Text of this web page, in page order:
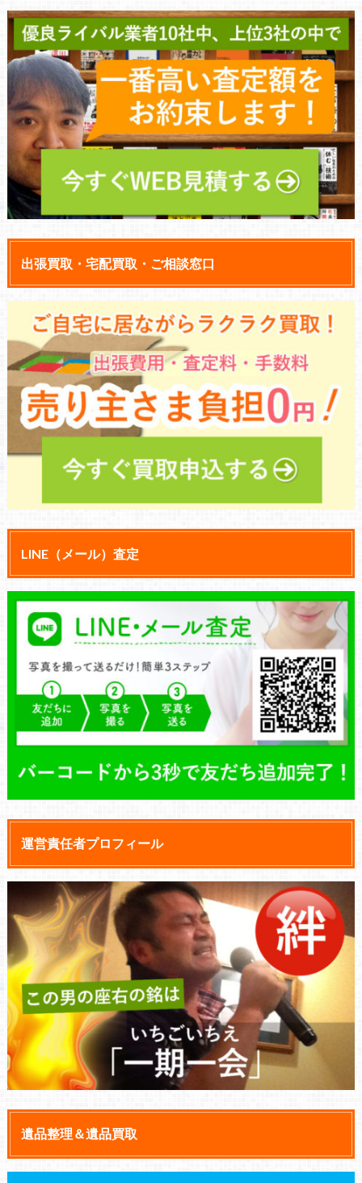
出張買取・宅配買取・ご相談窓口
LINE（メール）査定
運営責任者プロフィール
遺品整理＆遺品買取